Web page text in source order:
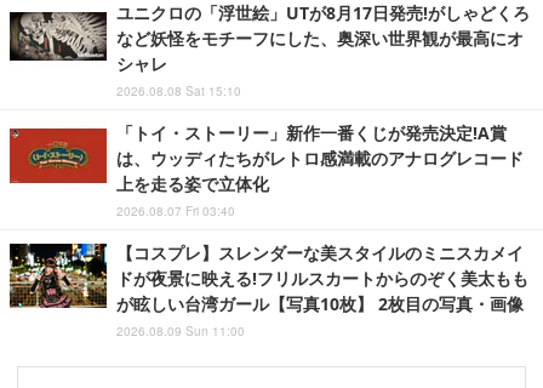
ユニクロの「浮世絵」UTが8月17日発売!がしゃどくろ
など妖怪をモチーフにした、奥深い世界観が最高にオ
シャレ
2026.08.08 Sat 15:10
「トイ・ストーリー」新作一番くじが発売決定!A賞
は、ウッディたちがレトロ感満載のアナログレコード
上を走る姿で立体化
2026.08.07 Fri 03:40
【コスプレ】スレンダーな美スタイルのミニスカメイ
ドが夜景に映える!フリルスカートからのぞく美太もも
が眩しい台湾ガール【写真10枚】 2枚目の写真・画像
2026.08.09 Sun 11:00